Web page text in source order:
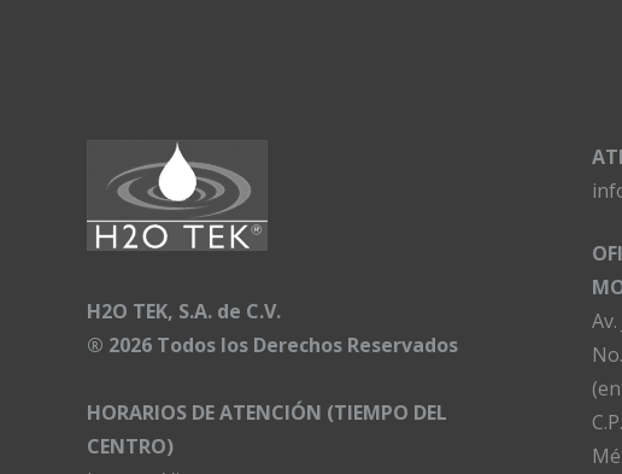
H2O TEK, S.A. de C.V.
® 2026 Todos los Derechos Reservados
HORARIOS DE ATENCIÓN (TIEMPO DEL
CENTRO)